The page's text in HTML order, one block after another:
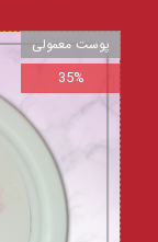
پوست معمولی
35%